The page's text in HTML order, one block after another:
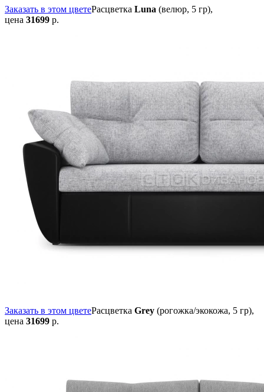
Заказать в этом цветеРасцветка Luna (велюр, 5 гр),
цена 31699 р.
Заказать в этом цветеРасцветка Grey (рогожка/экокожа, 5 гр),
цена 31699 р.